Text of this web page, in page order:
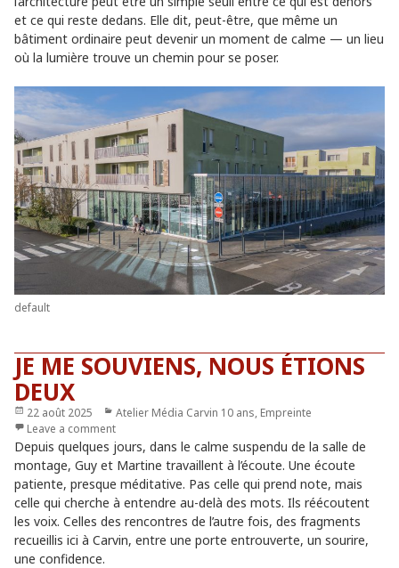
et ce qui reste dedans. Elle dit, peut-être, que même un
bâtiment ordinaire peut devenir un moment de calme — un lieu
où la lumière trouve un chemin pour se poser.
default
JE ME SOUVIENS, NOUS ÉTIONS
DEUX
Publié
le
22 août 2025 Catégories
Atelier Média Carvin 10 ans, Empreinte
Leave a comment
Depuis quelques jours, dans le calme suspendu de la salle de
montage, Guy et Martine travaillent à l’écoute. Une écoute
patiente, presque méditative. Pas celle qui prend note, mais
celle qui cherche à entendre au-delà des mots. Ils réécoutent
les voix. Celles des rencontres de l’autre fois, des fragments
recueillis ici à Carvin, entre une porte entrouverte, un sourire,
une confidence.